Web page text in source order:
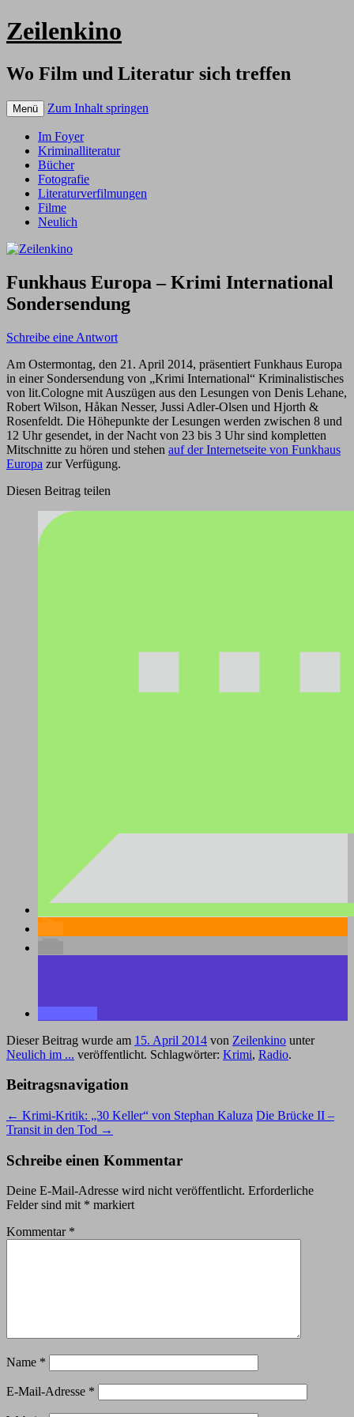
Zeilenkino
Wo Film und Literatur sich treffen
Menü Zum Inhalt springen
Im Foyer
Kriminalliteratur
Bücher
Fotografie
Literaturverfilmungen
Filme
Neulich
Funkhaus Europa – Krimi International
Sondersendung
Schreibe eine Antwort
Am Ostermontag, den 21. April 2014, präsentiert Funkhaus Europa
in einer Sondersendung von „Krimi International“ Kriminalistisches
von lit.Cologne mit Auszügen aus den Lesungen von Denis Lehane,
Robert Wilson, Håkan Nesser, Jussi Adler-Olsen und Hjorth &
Rosenfeldt. Die Höhepunkte der Lesungen werden zwischen 8 und
12 Uhr gesendet, in der Nacht von 23 bis 3 Uhr sind kompletten
Mitschnitte zu hören und stehen auf der Internetseite von Funkhaus
Europa zur Verfügung.
Diesen Beitrag teilen
Dieser Beitrag wurde am 15. April 2014 von Zeilenkino unter
Neulich im ... veröffentlicht. Schlagwörter: Krimi, Radio.
Beitragsnavigation
← Krimi-Kritik: „30 Keller“ von Stephan Kaluza Die Brücke II –
Transit in den Tod →
Schreibe einen Kommentar
Deine E-Mail-Adresse wird nicht veröffentlicht. Erforderliche
Felder sind mit * markiert
Kommentar *
Name *
E-Mail-Adresse *